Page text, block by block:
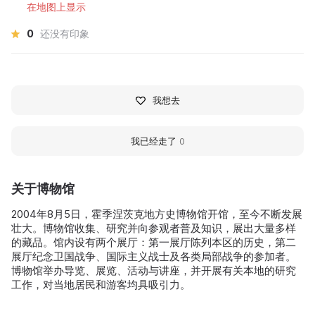
关于博物馆
2004年8月5日，霍季涅茨克地方史博物馆开馆，至今不断发展
壮大。博物馆收集、研究并向参观者普及知识，展出大量多样
的藏品。馆内设有两个展厅：第一展厅陈列本区的历史，第二
展厅纪念卫国战争、国际主义战士及各类局部战争的参加者。
博物馆举办导览、展览、活动与讲座，并开展有关本地的研究
工作，对当地居民和游客均具吸引力。
在地图上显示
0 还没有印象
我想去
我已经走了 0